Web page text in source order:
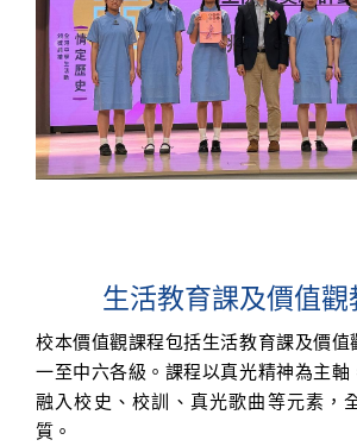
生活教育課及價值觀
校本價值觀課程包括生活教育課及價值
一至中六各級。課程以真光精神為主軸
融入校史、校訓、真光歌曲等元素，
質。